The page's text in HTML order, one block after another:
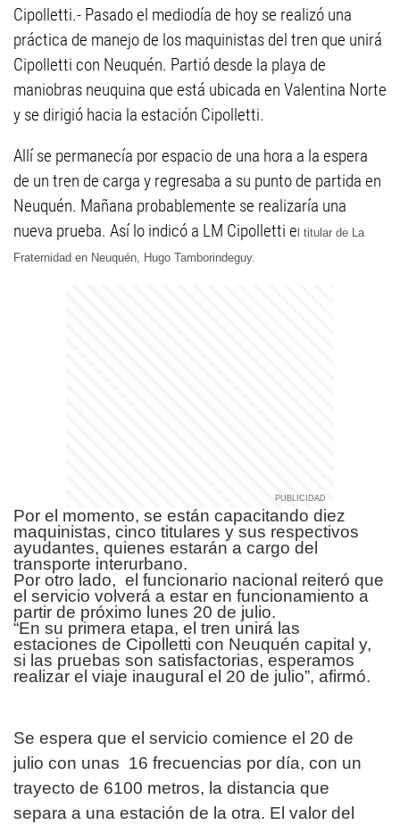
Cipolletti.- Pasado el mediodía de hoy se realizó una
práctica de manejo de los maquinistas del tren que unirá
Cipolletti con Neuquén. Partió desde la playa de
maniobras neuquina que está ubicada en Valentina Norte
y se dirigió hacia la estación Cipolletti.
Allí se permanecía por espacio de una hora a la espera
de un tren de carga y regresaba a su punto de partida en
Neuquén. Mañana probablemente se realizaría una
nueva prueba. Así lo indicó a LM Cipolletti e l titular de La
Fraternidad en Neuquén, Hugo Tamborindeguy.
Por el momento, se están capacitando diez
maquinistas, cinco titulares y sus respectivos
ayudantes, quienes estarán a cargo del
transporte interurbano.
Por otro lado, el funcionario nacional reiteró que
el servicio volverá a estar en funcionamiento a
partir de próximo lunes 20 de julio.
“En su primera etapa, el tren unirá las
estaciones de Cipolletti con Neuquén capital y,
si las pruebas son satisfactorias, esperamos
realizar el viaje inaugural el 20 de julio”, afirmó.
Se espera que el servicio comience el 20 de
julio con unas 16 frecuencias por día, con un
trayecto de 6100 metros, la distancia que
separa a una estación de la otra. El valor del